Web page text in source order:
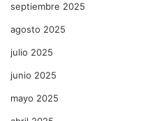
septiembre 2025
agosto 2025
julio 2025
junio 2025
mayo 2025